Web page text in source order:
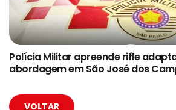
Polícia Militar apreende rifle
abordagem em São José dos
VOLTAR